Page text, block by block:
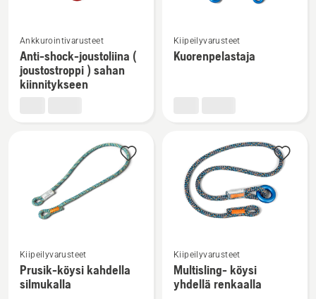
lisätietoja
tuotteesta
Anti-
kiinnitykseen
Ankkurointivarusteet
Anti-shock-joustoliina (
joustostroppi ) sahan
kiinnitykseen
lisätietoja
tuotteesta
Kiipeilyvarusteet
Kuorenpelastaja
lisätietoja
tuotteesta
Prusik-
Kiipeilyvarusteet
Prusik-köysi kahdella
silmukalla
lisätietoja
tuotteesta
Multisling-
Kiipeilyvarusteet
Multisling- köysi
yhdellä renkaalla